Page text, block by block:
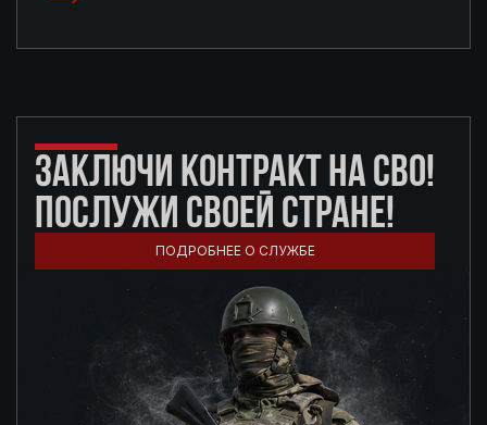
ЗАКЛЮЧИ КОНТРАКТ НА СВО!
ПОСЛУЖИ СВОЕЙ СТРАНЕ!
ПОДРОБНЕЕ О СЛУЖБЕ